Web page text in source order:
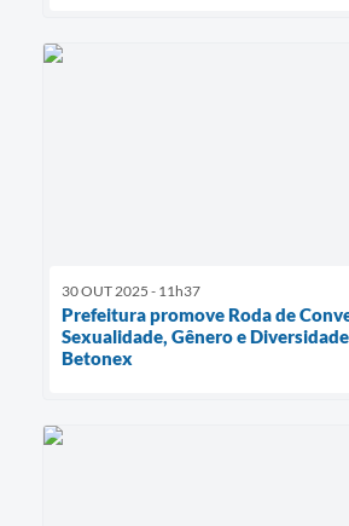
30 OUT 2025 - 11h37
Prefeitura promove Roda de
Sexualidade, Gênero e
Betonex